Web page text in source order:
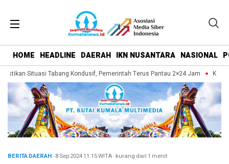
HOME HEADLINE DAERAH IKN NUSANTARA NASIONAL
Situasi Tabang Kondusif, Pemerintah Terus Pantau 2×24 Jam Kukar
BERITA DAERAH· 8 Sep 202411:15WITA· kurang dari 1 menit